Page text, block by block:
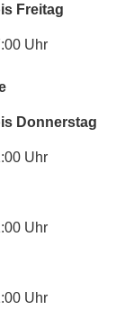
Freitag
Uhr
Donnerstag
Uhr
Uhr
Uhr